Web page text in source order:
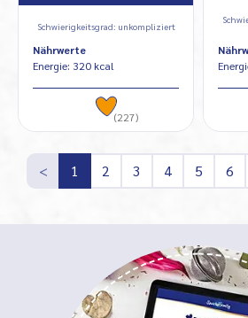
Schwierigkeitsgrad: unkompliziert
Nährwerte
Energie: 320 kcal
(227)
< 1 2 3 4 5 6